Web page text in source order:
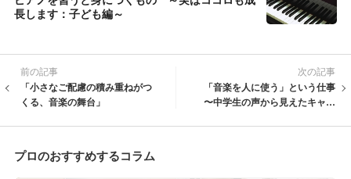
長します：子ども編～
前の記事
「小さなご配慮の積み重ねがつ
くる、音楽の舞台」
次の記事
「音楽を人に使う」という仕事
〜中学生の声から見えたキャリ
プロのおすすめするコラム